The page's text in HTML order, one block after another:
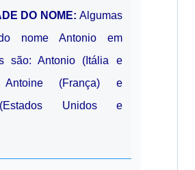
DO NOME: Algumas
nome Antonio em
são: Antonio (Itália e
Antoine (França) e
Unidos e